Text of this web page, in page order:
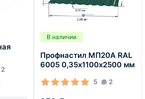
2
В наличии
Профнастил МП20А RAL
6005 0,35х1100х2500 мм
5 2